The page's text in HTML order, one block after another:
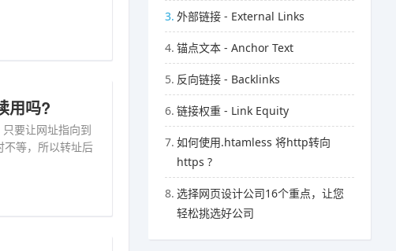
用吗?
要让网址指向到
不等，所以转址后
3. 外部链接 - External Links
4. 锚点文本 - Anchor Text
5. 反向链接 - Backlinks
6. 链接权重 - Link Equity
7. 如何使用.htamless 将http转向
https ?
8. 选择网页设计公司16个重点，让您
轻松挑选好公司